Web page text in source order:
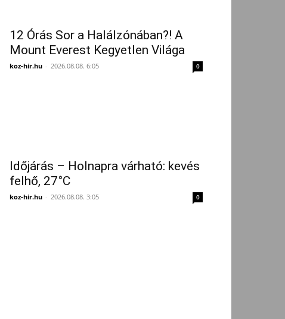
12 Órás Sor a Halálzónában?! A
Mount Everest Kegyetlen Világa
koz-hir.hu - 2026.08.08. 6:05 0
Időjárás – Holnapra várható: kevés
felhő, 27°C
koz-hir.hu - 2026.08.08. 3:05 0